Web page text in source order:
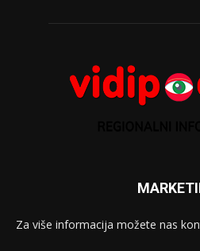
Za više informacija možete nas